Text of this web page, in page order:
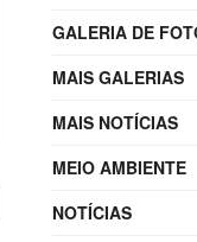
GALERIA DE
MAIS GALERIAS
MAIS NOTÍCIAS
MEIO AMBIENTE
NOTÍCIAS